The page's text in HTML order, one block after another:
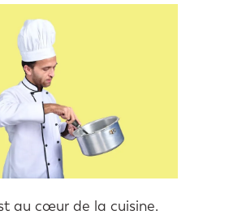
au cœur de la cuisine.